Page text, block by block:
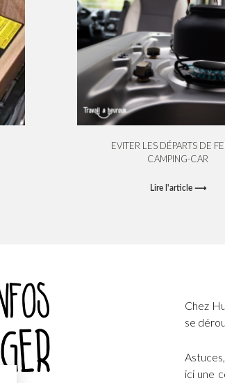
EVITER LES DÉPARTS DE
CAMPING-CAR
Lire l'article ⟶
Chez
se
ici une